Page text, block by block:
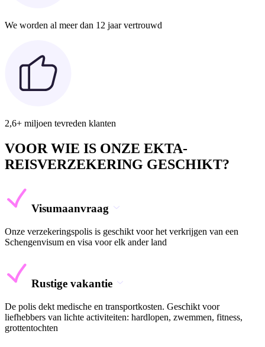
We worden al meer dan 12 jaar vertrouwd
2,6+ miljoen tevreden klanten
VOOR WIE IS ONZE EKTA-
REISVERZEKERING GESCHIKT?
Visumaanvraag
Onze verzekeringspolis is geschikt voor het verkrijgen van een
Schengenvisum en visa voor elk ander land
Rustige vakantie
De polis dekt medische en transportkosten. Geschikt voor
liefhebbers van lichte activiteiten: hardlopen, zwemmen, fitness,
grottentochten